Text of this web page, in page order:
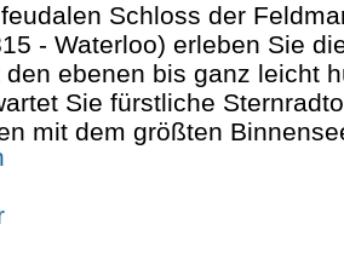
Schloss der
- Waterloo) erleben Sie
den ebenen bis ganz leicht
Sie fürstliche
mit dem größten